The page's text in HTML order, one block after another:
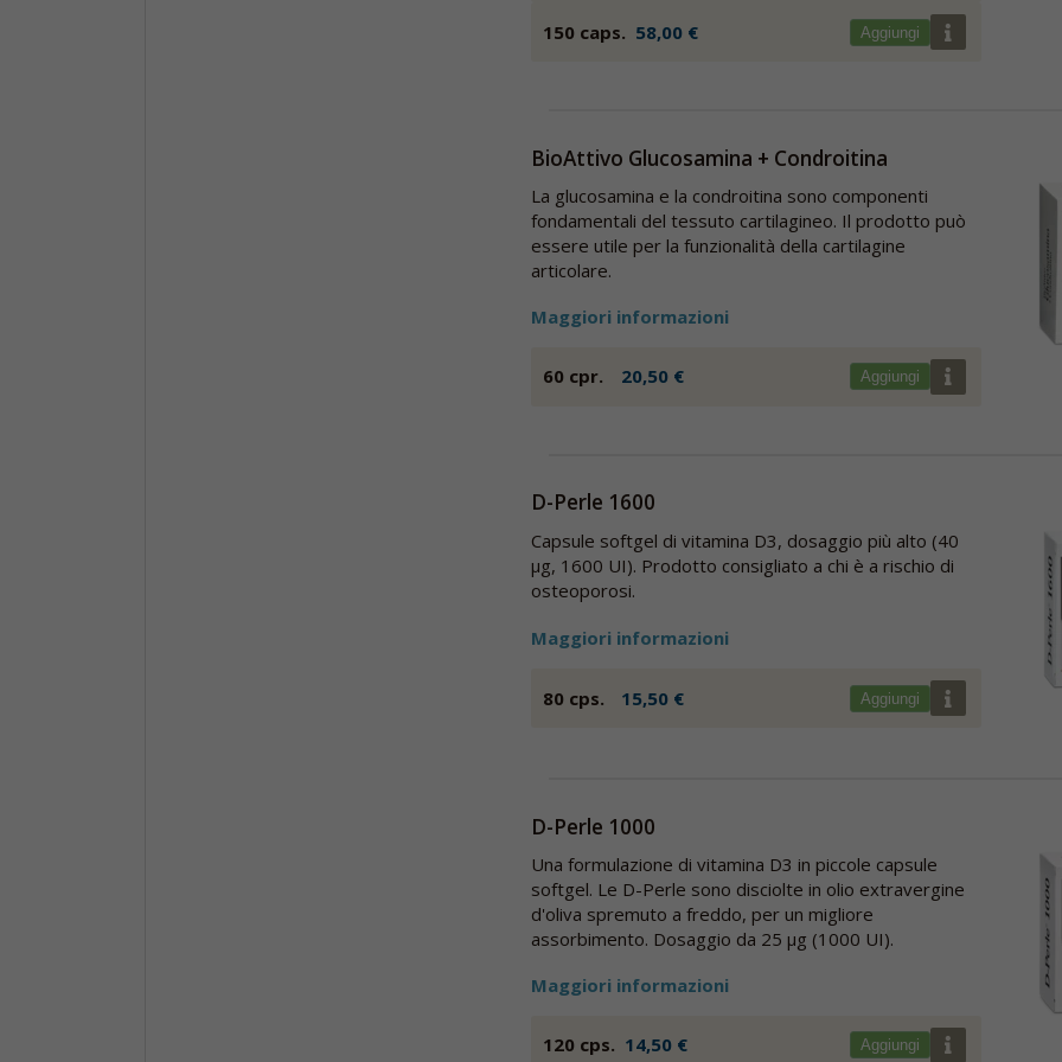
150 caps. 58,00 € Aggiungi
BioAttivo Glucosamina + Condroitina
La glucosamina e la condroitina sono componenti
fondamentali del tessuto cartilagineo. Il prodotto può
essere utile per la funzionalità della cartilagine
articolare.
Maggiori informazioni
60 cpr. 20,50 € Aggiungi
D-Perle 1600
Capsule softgel di vitamina D3, dosaggio più alto (40
µg, 1600 UI). Prodotto consigliato a chi è a rischio di
osteoporosi.
Maggiori informazioni
80 cps. 15,50 € Aggiungi
D-Perle 1000
Una formulazione di vitamina D3 in piccole capsule
softgel. Le D-Perle sono disciolte in olio extravergine
d'oliva spremuto a freddo, per un migliore
assorbimento. Dosaggio da 25 µg (1000 UI).
Maggiori informazioni
120 cps. 14,50 € Aggiungi